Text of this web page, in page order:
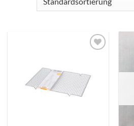
hinzufügen